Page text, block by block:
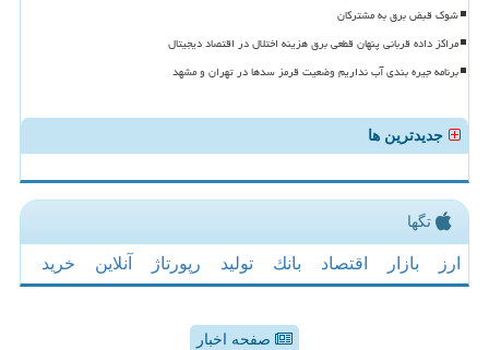
شوک قبض برق به مشترکان
مراکز داده قربانی پنهان قطعی برق هزینه اختلال در اقتصاد دیجیتال
برنامه جیره بندی آب نداریم وضعیت قرمز سدها در تهران و مشهد
جدیدترین ها
تگها
ارز بازار اقتصاد بانك تولید رپورتاژ آنلاین خرید
صفحه اخبار